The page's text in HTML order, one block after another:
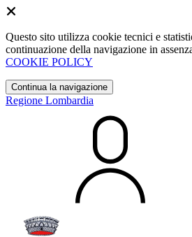
Questo sito utilizza cookie tecnici e
continuazione della navigazione in
COOKIE POLICY
Continua la navigazione
Regione Lombardia